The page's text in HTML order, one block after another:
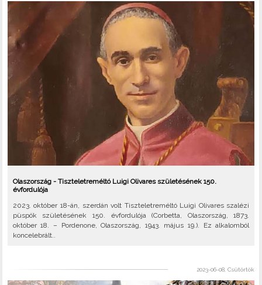
Olaszország - Tiszteletreméltó Luigi Olivares születésének 150.
évfordulója
2023. október 18-án, szerdán volt Tiszteletreméltó Luigi Olivares szalézi
püspök születésének 150. évfordulója (Corbetta, Olaszország, 1873.
október 18. – Pordenone, Olaszország, 1943. május 19.). Ez alkalomból
koncelebrált..
2023-06-08, Csütörtök